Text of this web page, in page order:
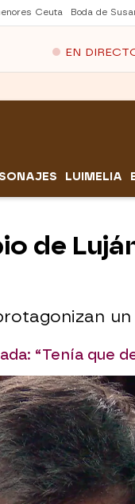
Ceuta Boda de
EN
LUIMELIA
de
“Tenía que